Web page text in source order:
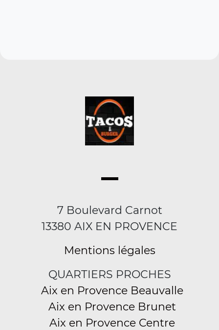
7 Boulevard Carnot
13380 AIX EN PROVENCE
Mentions légales
QUARTIERS PROCHES
Aix en Provence Beauvalle
Aix en Provence Brunet
Aix en Provence Centre